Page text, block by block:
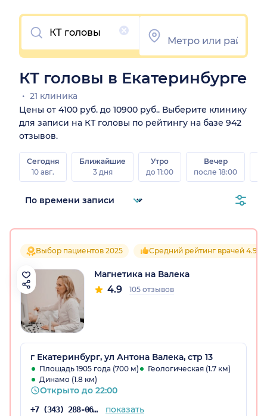
Очистить
КТ головы в Екатеринбурге
21 клиника
Цены от 4100 руб. до 10900 руб.. Выберите клинику
для записи на КТ головы по рейтингу на базе 942
отзывов.
Сегодня
10 авг.
Ближайшие
3 дня
Утро
до 11:00
Вечер
после 18:00
Выбор пациентов 2025 Средний рейтинг врачей 4.9
Магнетика на Валека
4.9 105 отзывов
г Екатеринбург, ул Антона Валека, стр 13
Площадь 1905 года (700 м)
Геологическая (1.7 км)
Динамо (1.8 км)
Открыто до 22:00
+7 (343) 288-06-65 показать